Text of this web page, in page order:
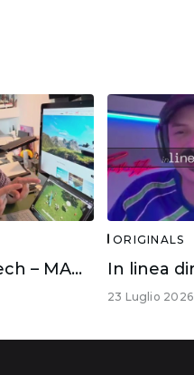
Ho voglia di Tech – MAMMOTION LUBA 3 AWD
ORIGINALS
23 Luglio 2026